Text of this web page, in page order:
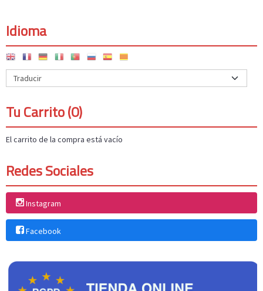
Idioma
Tu Carrito (0)
El carrito de la compra está vacío
Redes Sociales
Instagram
Facebook